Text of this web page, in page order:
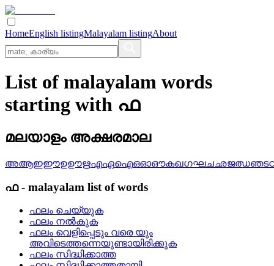
HomeEnglish listingMalayalam listingAbout
List of malayalam words
starting with ഫ
മലയാളം അക്ഷരമാല
അആഇഈഉഊഋഎഏഐഒഓഔകഖഗഘചഛജഝഞട
ഫ- malayalam list of words
ഫലം ചെയ്യുക
ഫലം നല്‍കുക
ഫലം വെളിപ്പെടും വരെ യും
അവിടെത്തന്നെയുണ്ടായിരിക്കുക
ഫലം സിദ്ധിക്കാത്ത